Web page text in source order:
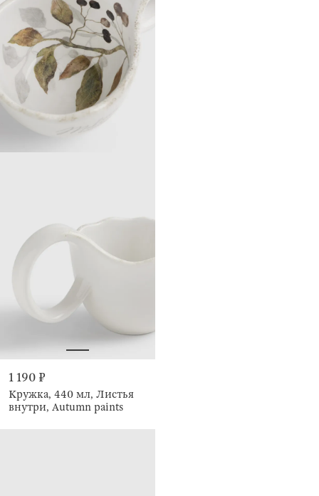
1 190 ₽
Кружка, 440 мл, Листья
внутри, Autumn paints